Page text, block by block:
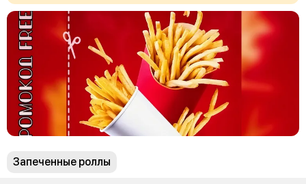
Запеченные роллы